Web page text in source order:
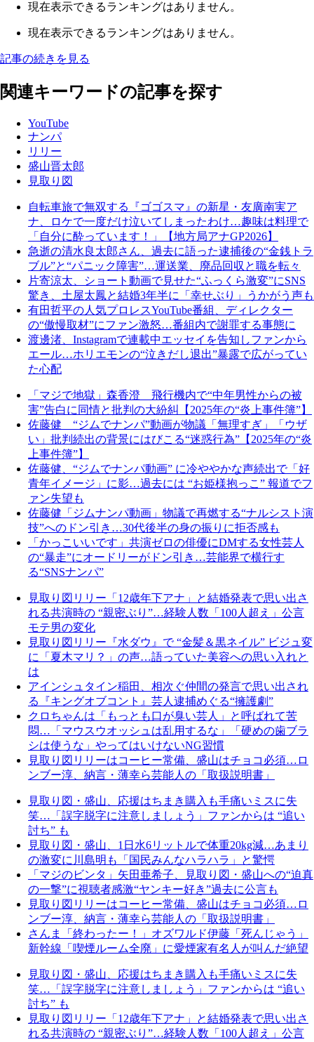
現在表示できるランキングはありません。
現在表示できるランキングはありません。
記事の続きを見る
関連キーワードの記事を探す
YouTube
ナンパ
リリー
盛山晋太郎
見取り図
自転車旅で無双する『ゴゴスマ』の新星・友廣南実ア
ナ、ロケで一度だけ泣いてしまったわけ…趣味は料理で
「自分に酔っています！」【地方局アナGP2026】
急逝の清水良太郎さん、過去に語った逮捕後の“金銭トラ
ブル”と“パニック障害”…運送業、廃品回収と職を転々
片寄涼太、ショート動画で見せた“ふっくら激変”にSNS
驚き、土屋太鳳と結婚3年半に「幸せぶり」うかがう声も
有田哲平の人気プロレスYouTube番組、ディレクター
の“傲慢取材”にファン激怒…番組内で謝罪する事態に
渡邊渚、Instagramで連載中エッセイを告知しファンから
エール…ホリエモンの“泣きだし退出”暴露で広がってい
た心配
「マジで地獄」森香澄 飛行機内で“中年男性からの被
害”告白に同情と批判の大紛糾【2025年の“炎上事件簿”】
佐藤健 “ジムでナンパ”動画が物議「無理すぎ」「ウザ
い」批判続出の背景にはびこる“迷惑行為”【2025年の“炎
上事件簿”】
佐藤健、“ジムでナンパ動画” に冷ややかな声続出で「好
青年イメージ」に影…過去には “お姫様抱っこ” 報道でフ
ァン失望も
佐藤健「ジムナンパ動画」物議で再燃する“ナルシスト演
技”へのドン引き…30代後半の身の振りに拒否感も
「かっこいいです」共演ゼロの俳優にDMする女性芸人
の“暴走”にオードリーがドン引き…芸能界で横行す
る“SNSナンパ”
見取り図リリー「12歳年下アナ」と結婚発表で思い出さ
れる共演時の “親密ぶり”…経験人数「100人超え」公言
モテ男の変化
見取り図リリー『水ダウ』で “金髪＆黒ネイル” ビジュ変
に「夏木マリ？」の声…語っていた美容への思い入れと
は
アインシュタイン稲田、相次ぐ仲間の発言で思い出され
る『キングオブコント』芸人逮捕めぐる“擁護劇”
クロちゃんは「もっとも口が臭い芸人」と呼ばれて苦
悶…「マウスウオッシュは乱用するな」「硬めの歯ブラ
シは使うな」やってはいけないNG習慣
見取り図リリーはコーヒー常備、盛山はチョコ必須…ロ
ンブー淳、納言・薄幸ら芸能人の「取扱説明書」
見取り図・盛山、応援はちまき購入も手痛いミスに失
笑…「誤字脱字に注意しましょう」ファンからは “追い
討ち” も
見取り図・盛山、1日水6リットルで体重20kg減…あまり
の激変に川島明も「国民みんなハラハラ」と驚愕
「マジのビンタ」矢田亜希子、見取り図・盛山への“迫真
の一撃”に視聴者感激“ヤンキー好き”過去に公言も
見取り図リリーはコーヒー常備、盛山はチョコ必須…ロ
ンブー淳、納言・薄幸ら芸能人の「取扱説明書」
さんま「終わったー！」オズワルド伊藤「死んじゃう」
新幹線「喫煙ルーム全廃」に愛煙家有名人が叫んだ絶望
見取り図・盛山、応援はちまき購入も手痛いミスに失
笑…「誤字脱字に注意しましょう」ファンからは “追い
討ち” も
見取り図リリー「12歳年下アナ」と結婚発表で思い出さ
れる共演時の “親密ぶり”…経験人数「100人超え」公言